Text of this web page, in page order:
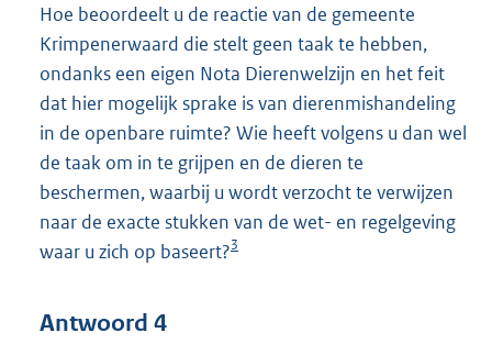
Hoe beoordeelt u de reactie van de gemeente
Krimpenerwaard die stelt geen taak te hebben,
ondanks een eigen Nota Dierenwelzijn en het feit
dat hier mogelijk sprake is van dierenmishandeling
in de openbare ruimte? Wie heeft volgens u dan wel
de taak om in te grijpen en de dieren te
beschermen, waarbij u wordt verzocht te verwijzen
naar de exacte stukken van de wet- en regelgeving
waar u zich op baseert?3
Antwoord 4